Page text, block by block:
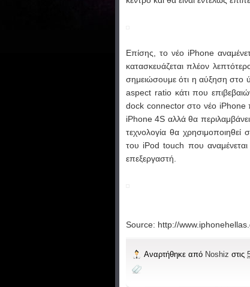
Επίσης, το νέο iPhone
κατασκευάζεται πλέον
σημειώσουμε ότι η αύξηση στο
aspect ratio κάτι που
dock connector στο νέο iPhone
iPhone 4S αλλά θα
τεχνολογία θα χρησιμοποιηθεί
του iPod touch που αναμένεται
επεξεργαστή.
Source: http://
Αναρτήθηκε από Noshiz στις